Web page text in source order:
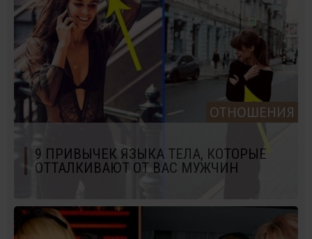
ОТНОШЕНИЯ
9 ПРИВЫЧЕК ЯЗЫКА ТЕЛА, КОТОРЫЕ
ОТТАЛКИВАЮТ ОТ ВАС МУЖЧИН